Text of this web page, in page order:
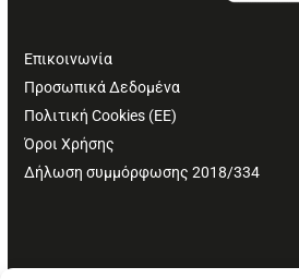
Επικοινωνία
Προσωπικά Δεδομένα
Πολιτική Cookies (ΕΕ)
Όροι Χρήσης
Δήλωση συμμόρφωσης 2018/334